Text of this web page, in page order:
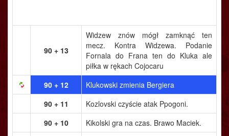
90 + 13
Widzew znów mógł zamknąć ten
mecz. Kontra Widzewa. Podanie
Fornala do Frana ten do Kluka ale
piłka w rękach Cojocaru
90 + 12
Klukowski zmienia Bergiera
90 + 11
Kozlovski czyście atak Ppogoni.
90 + 10
Kikolski gra na czas. Brawo Maciek.